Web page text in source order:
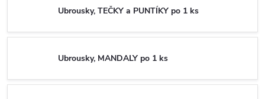
Ubrousky, TEČKY a PUNTÍKY po 1 ks
Ubrousky, MANDALY po 1 ks